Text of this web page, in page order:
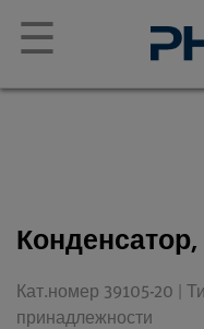
☰
Кат.номер 39105-20 |
принадлежности